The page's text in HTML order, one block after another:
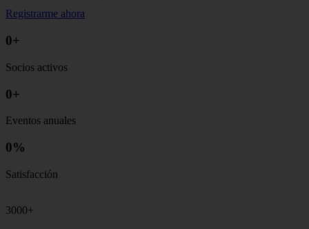
Registrarme ahora
0+
Socios activos
0+
Eventos anuales
0%
Satisfacción
3000+